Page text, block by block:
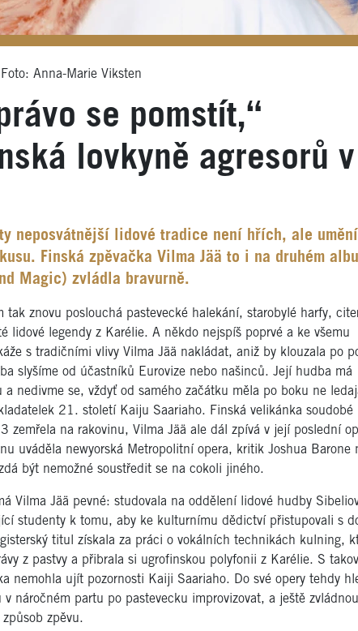
Foto: Anna-Marie Viksten
se pomstít,“
lovkyně agresorů v
neposvátnější lidové tradice není hřích, ale
Finská zpěvačka Vilma Jää to i na druhém albu
Magic) zvládla bravurně.
tak znovu poslouchá pastevecké halekání, starobylé harfy,
lidové legendy z Karélie. A někdo nejspíš poprvé a ke všemu
s tradičními vlivy Vilma Jää nakládat, aniž by klouzala po
slyšíme od účastníků Eurovize nebo našinců. Její hudba má
a nedivme se, vždyť od samého začátku měla po boku ne
21. století Kaiju Saariaho. Finská velikánka soudobé
zemřela na rakovinu, Vilma Jää ale dál zpívá v její poslední
uváděla newyorská Metropolitní opera, kritik Joshua Barone
být nemožné soustředit se na cokoli jiného.
Vilma Jää pevné: studovala na oddělení lidové hudby
studenty k tomu, aby ke kulturnímu dědictví přistupovali s
titul získala za práci o vokálních technikách kulning,
z pastvy a přibrala si ugrofinskou polyfonii z Karélie. S
nemohla ujít pozornosti Kaiji Saariaho. Do své opery tehdy
náročném partu po pastevecku improvizovat, a ještě
zpěvu.